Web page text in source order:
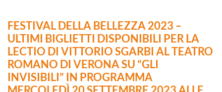
FESTIVAL DELLA BELLEZZA 2023 –
ULTIMI BIGLIETTI DISPONIBILI PER LA
LECTIO DI VITTORIO SGARBI AL TEATRO
ROMANO DI VERONA SU “GLI
INVISIBILI” IN PROGRAMMA